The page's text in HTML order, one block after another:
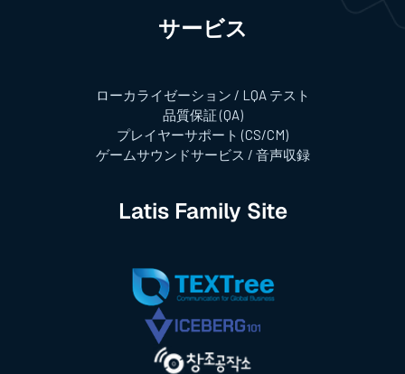
サービス​
ローカライゼーション / LQA テスト
品質保証 (QA)
プレイヤーサポート (CS/CM)
ゲームサウンドサービス / 音声収録
Latis Family Site